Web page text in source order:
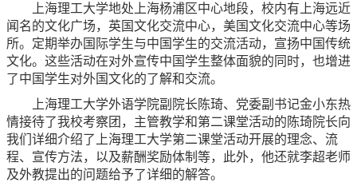
上海理工大学地处上海杨浦区中心地段，校内有上海远近
闻名的文化广场，英国文化交流中心，美国文化交流中心等场
所。定期举办国际学生与中国学生的交流活动，宣扬中国传统
文化。这些活动在对外宣传中国学生整体面貌的同时，也增进
了中国学生对外国文化的了解和交流。
上海理工大学外语学院副院长陈琦、党委副书记金小东热
情接待了我校考察团，主管教学和第二课堂活动的陈琦院长向
我们详细介绍了上海理工大学第二课堂活动开展的理念、流
程、宣传方法，以及薪酬奖励体制等，此外，他还就李超老师
及外教提出的问题给予了详细的解答。